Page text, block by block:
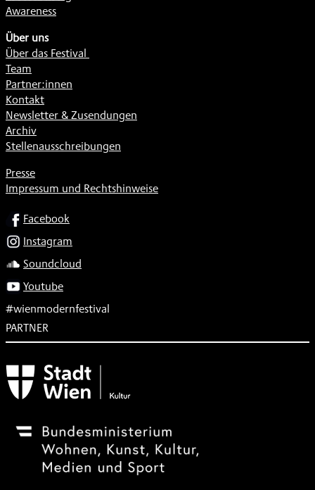
Awareness
Über uns
Über das Festival
Team
Partner:innen
Kontakt
Newsletter & Zusendungen
Archiv
Stellenausschreibungen
Presse
Impressum und Rechtshinweise
SOCIALFacebook
Instagram
Soundcloud
Youtube
#wienmodernfestival
PARTNER
Subventionsgeber